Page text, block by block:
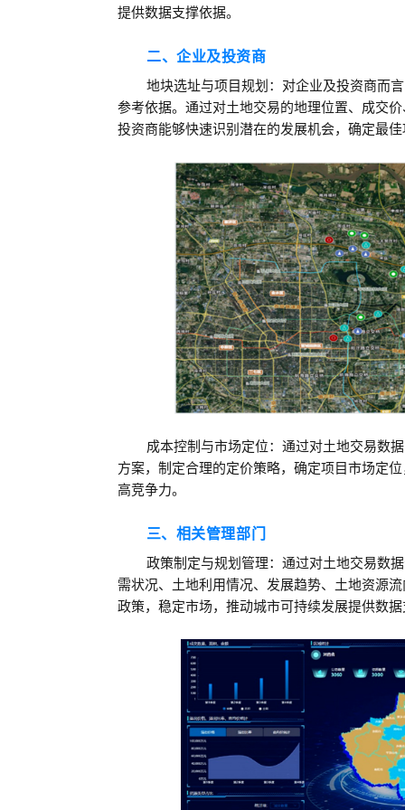
提供数据支撑依据。
二、企业及投资商
地块选址与项目规划： 对企业及投资商而
参考依据。 通过对土地交易的地理位置、成交
投资商能够快速识别潜在的发展机会，确定最
成本控制与市场定位：通过对土地交易数
方案，制定合理的定价策略，确定项目市场定
高竞争力。
三、相关管理部门
政策制定与规划管理： 通过对土地交易数
需状况、土地利用情况、发展趋势、土地资源
政策，稳定市场，推动城市可持续发展提供数